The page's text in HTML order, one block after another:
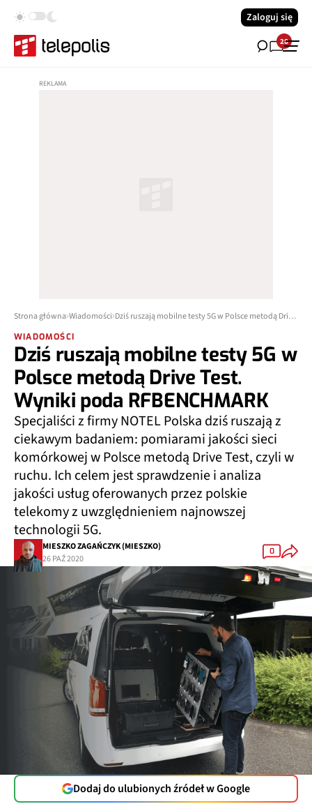
Zaloguj się
28
Strona główna Wiadomości Dziś ruszają mobilne testy 5G w Polsce metodą Drive Test. Wyniki poda RFBENCHMARK
WIADOMOŚCI
Dziś ruszają mobilne testy 5G w
Polsce metodą Drive Test.
Wyniki poda RFBENCHMARK
Specjaliści z firmy NOTEL Polska dziś ruszają z
ciekawym badaniem: pomiarami jakości sieci
komórkowej w Polsce metodą Drive Test, czyli w
ruchu. Ich celem jest sprawdzenie i analiza
jakości usług oferowanych przez polskie
telekomy z uwzględnieniem najnowszej
technologii 5G.
MIESZKO ZAGAŃCZYK (MIESZKO)
26 PAŹ 2020
0
Dodaj do ulubionych źródeł w Google